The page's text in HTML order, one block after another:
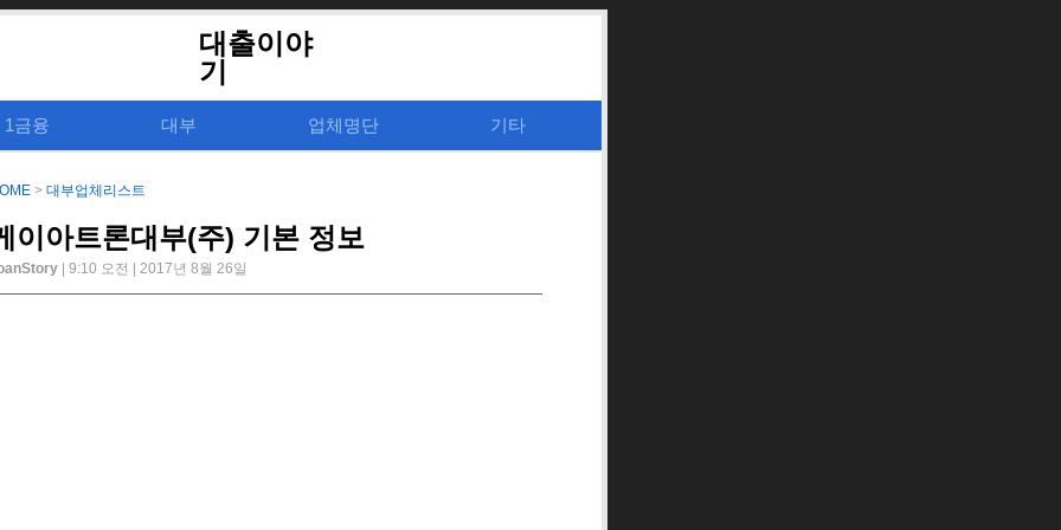
대출이야
기
1금융 대부 업체명단 기타
> 대부업체리스트
이아트론대부(주) 기본 정보
| 9:10 오전 | 2017년 8월 26일